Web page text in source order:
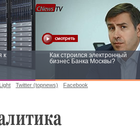
к
Как строился электронный
бизнес Банка Москвы?
Light Twitter (topnews) Facebook